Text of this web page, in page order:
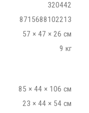
320442
8715688102213
57 × 47 × 26 см
9 кг
85 × 44 × 106 см
23 × 44 × 54 см